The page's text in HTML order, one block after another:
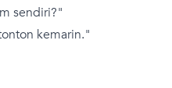
sendiri?"
kemarin."